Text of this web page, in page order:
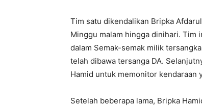
Tim satu dikendalikan Bripka
Minggu malam hingga dinihari. Tim
dalam Semak-semak milik
telah dibawa tersanga DA.
Hamid untuk memonitor kendaraan
Setelah beberapa lama, Bripka